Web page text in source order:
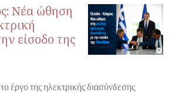
Νέα ώθηση
είσοδο της
έργο της ηλεκτρικής διασύνδεσης